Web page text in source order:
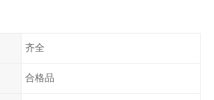
齐全
合格品